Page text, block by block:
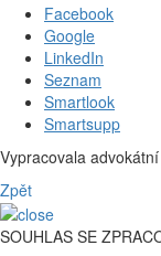
Facebook
Google
LinkedIn
Seznam
Smartlook
Smartsupp
Vypracovala
Zpět
SOUHLAS SE